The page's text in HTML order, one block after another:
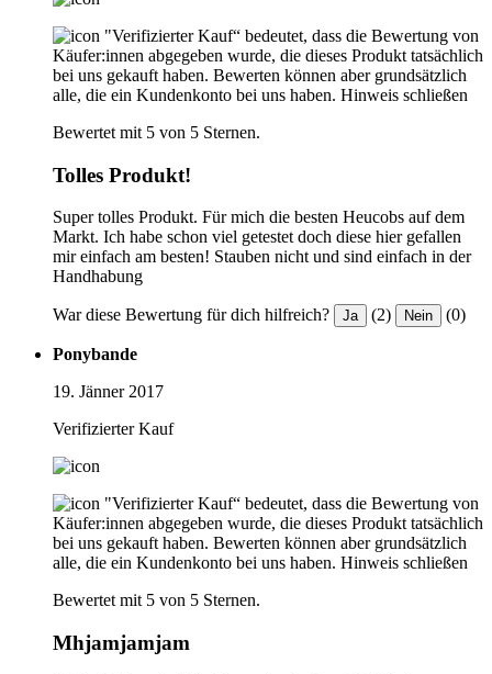
"Verifizierter Kauf“ bedeutet, dass die Bewertung von
Käufer:innen abgegeben wurde, die dieses Produkt tatsächlich
bei uns gekauft haben. Bewerten können aber grundsätzlich
alle, die ein Kundenkonto bei uns haben. Hinweis schließen
Bewertet mit 5 von 5 Sternen.
Tolles Produkt!
Super tolles Produkt. Für mich die besten Heucobs auf dem
Markt. Ich habe schon viel getestet doch diese hier gefallen
mir einfach am besten! Stauben nicht und sind einfach in der
Handhabung
War diese Bewertung für dich hilfreich? Ja (2) Nein (0)
Ponybande
19. Jänner 2017
Verifizierter Kauf
"Verifizierter Kauf“ bedeutet, dass die Bewertung von
Käufer:innen abgegeben wurde, die dieses Produkt tatsächlich
bei uns gekauft haben. Bewerten können aber grundsätzlich
alle, die ein Kundenkonto bei uns haben. Hinweis schließen
Bewertet mit 5 von 5 Sternen.
Mhjamjamjam